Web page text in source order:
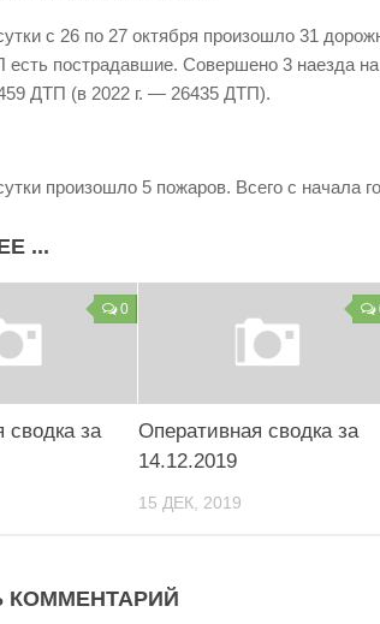
с 26 по 27 октября произошло 31
есть пострадавшие. Совершено 3 наезда
ДТП (в 2022 г. — 26435 ДТП).
произошло 5 пожаров. Всего с начала
...
0
сводка за
Оперативная сводка за
14.12.2019
15 ДЕК, 2019
КОММЕНТАРИЙ